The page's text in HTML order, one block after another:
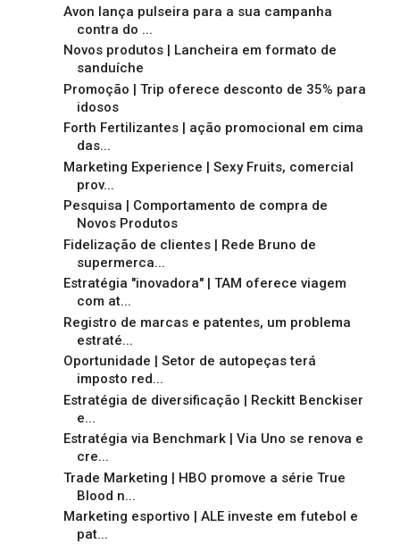
Avon lança pulseira para a sua campanha
contra do ...
Novos produtos | Lancheira em formato de
sanduíche
Promoção | Trip oferece desconto de 35% para
idosos
Forth Fertilizantes | ação promocional em cima
das...
Marketing Experience | Sexy Fruits, comercial
prov...
Pesquisa | Comportamento de compra de
Novos Produtos
Fidelização de clientes | Rede Bruno de
supermerca...
Estratégia "inovadora" | TAM oferece viagem
com at...
Registro de marcas e patentes, um problema
estraté...
Oportunidade | Setor de autopeças terá
imposto red...
Estratégia de diversificação | Reckitt Benckiser
e...
Estratégia via Benchmark | Via Uno se renova e
cre...
Trade Marketing | HBO promove a série True
Blood n...
Marketing esportivo | ALE investe em futebol e
pat...